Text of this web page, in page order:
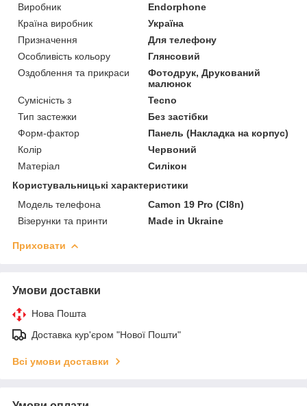
Виробник
Endorphone
Країна виробник
Україна
Призначення
Для телефону
Особливість кольору
Глянсовий
Оздоблення та прикраси
Фотодрук, Друкований
малюнок
Сумісність з
Tecno
Тип застежки
Без застібки
Форм-фактор
Панель (Накладка на корпус)
Колір
Червоний
Матеріал
Силікон
Користувальницькі характеристики
Модель телефона
Camon 19 Pro (CI8n)
Візерунки та принти
Made in Ukraine
Приховати
Умови доставки
Нова Пошта
Доставка кур'єром "Нової Пошти"
Всі умови доставки